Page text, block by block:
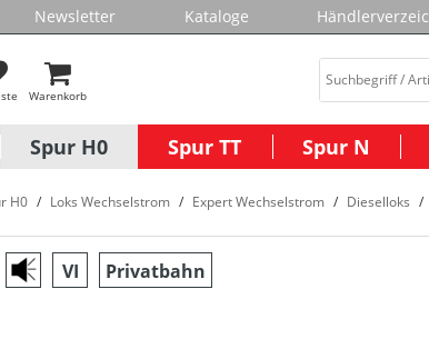
Newsletter Kataloge
Warenkorb
Spur H0 Spur TT Spur N
H0 Loks Wechselstrom Expert Wechselstrom Dieselloks
VI Privatbahn